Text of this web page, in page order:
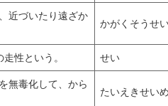
近づいたり遠ざか
かがくそうせ
性という。 せい
無毒化して、から
たいえきせい